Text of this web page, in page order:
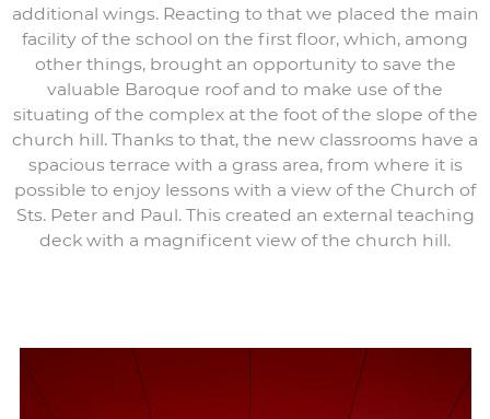
additional wings. Reacting to that we placed the main
facility of the school on the first floor, which, among
other things, brought an opportunity to save the
valuable Baroque roof and to make use of the
situating of the complex at the foot of the slope of the
church hill. Thanks to that, the new classrooms have a
spacious terrace with a grass area, from where it is
possible to enjoy lessons with a view of the Church of
Sts. Peter and Paul. This created an external teaching
deck with a magnificent view of the church hill.